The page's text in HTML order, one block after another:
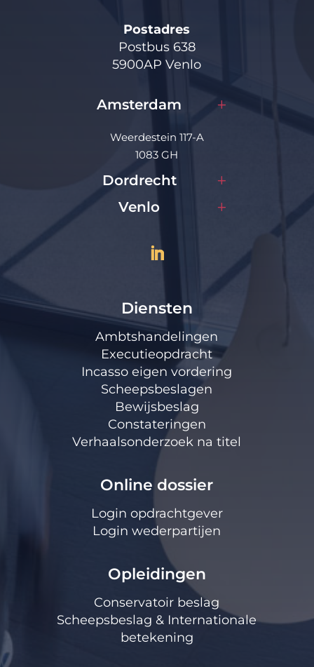
Postadres
Postbus 638
5900AP Venlo
Amsterdam
Weerdestein 117-A
1083 GH
Dordrecht
Venlo
Diensten
Ambtshandelingen
Executieopdracht
Incasso eigen vordering
Scheepsbeslagen
Bewijsbeslag
Constateringen
Verhaalsonderzoek na titel
Online dossier
Login opdrachtgever
Login wederpartijen
Opleidingen
Conservatoir beslag
Scheepsbeslag & Internationale
betekening